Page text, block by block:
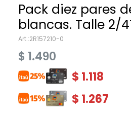
Pack diez pares
blancas. Talle 2/
2R157210-0
$ 1.490
$ 1.118
$ 1.267